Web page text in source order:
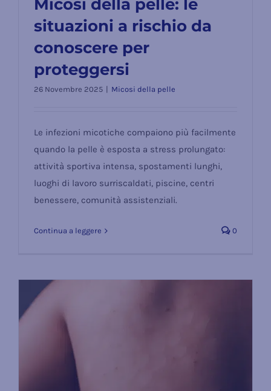
rischio da conoscere per
proteggersi
Micosi della pelle: le
situazioni a rischio da
conoscere per
proteggersi
26 Novembre 2025 Micosi della pelle
Le infezioni micotiche compaiono più facilmente
quando la pelle è esposta a stress prolungato:
attività sportiva intensa, spostamenti lunghi,
luoghi di lavoro surriscaldati, piscine, centri
benessere, comunità assistenziali.
Continua a leggere 0